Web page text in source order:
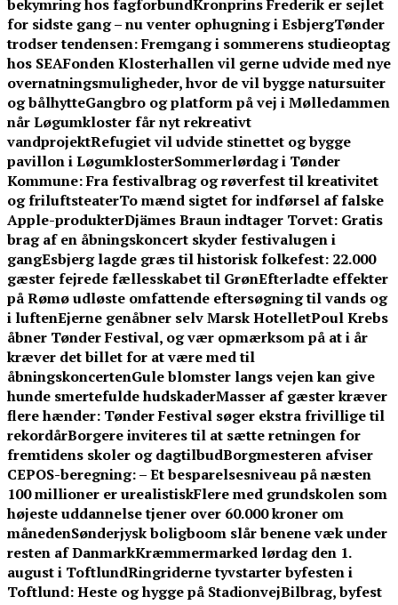
bekymring hos fagforbundKronprins Frederik er sejlet
for sidste gang – nu venter ophugning i EsbjergTønder
trodser tendensen: Fremgang i sommerens studieoptag
hos SEAFonden Klosterhallen vil gerne udvide med nye
overnatningsmuligheder, hvor de vil bygge natursuiter
og bålhytteGangbro og platform på vej i Mølledammen
når Løgumkloster får nyt rekreativt
vandprojektRefugiet vil udvide stinettet og bygge
pavillon i LøgumklosterSommerlørdag i Tønder
Kommune: Fra festivalbrag og røverfest til kreativitet
og friluftsteaterTo mænd sigtet for indførsel af falske
Apple-produkterDjämes Braun indtager Torvet: Gratis
brag af en åbningskoncert skyder festivalugen i
gangEsbjerg lagde græs til historisk folkefest: 22.000
gæster fejrede fællesskabet til GrønEfterladte effekter
på Rømø udløste omfattende eftersøgning til vands og
i luftenEjerne genåbner selv Marsk HotelletPoul Krebs
åbner Tønder Festival, og vær opmærksom på at i år
kræver det billet for at være med til
åbningskoncertenGule blomster langs vejen kan give
hunde smertefulde hudskaderMasser af gæster kræver
flere hænder: Tønder Festival søger ekstra frivillige til
rekordårBorgere inviteres til at sætte retningen for
fremtidens skoler og dagtilbudBorgmesteren afviser
CEPOS-beregning: – Et besparelsesniveau på næsten
100 millioner er urealistiskFlere med grundskolen som
højeste uddannelse tjener over 60.000 kroner om
månedenSønderjysk boligboom slår benene væk under
resten af DanmarkKræmmermarked lørdag den 1.
august i ToftlundRingriderne tyvstarter byfesten i
Toftlund: Heste og hygge på StadionvejBilbrag, byfest